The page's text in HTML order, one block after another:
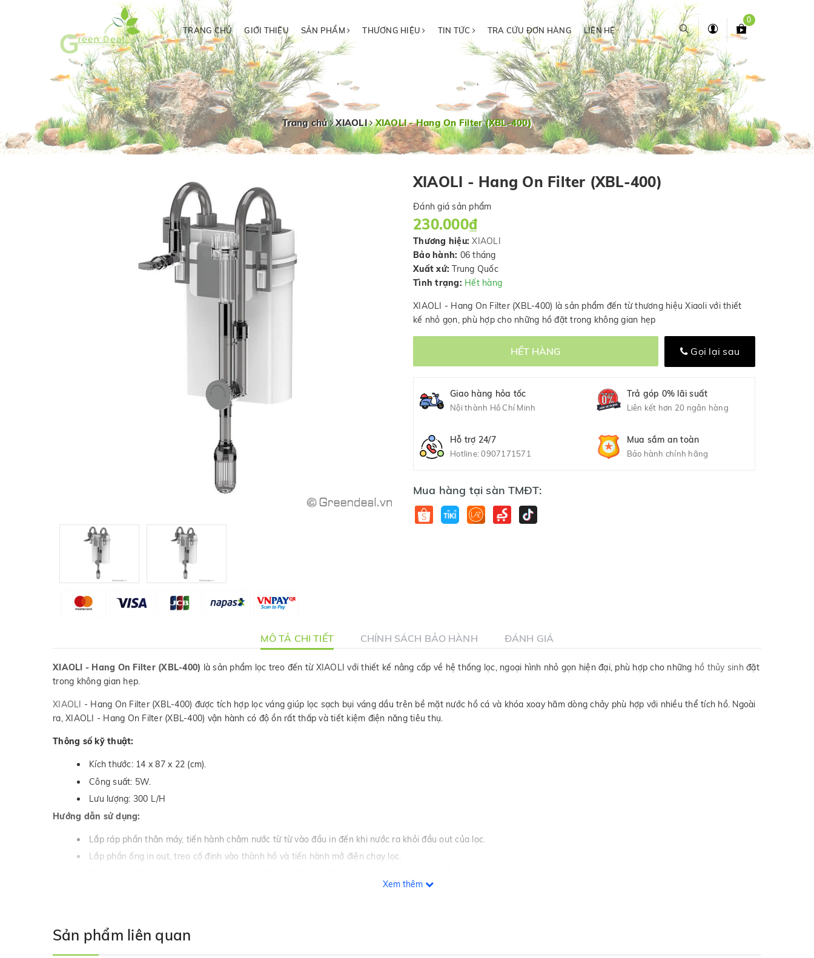
TRANG CHỦ GIỚI THIỆU SẢN PHẨM THƯƠNG HIỆU TIN TỨC TRA CỨU ĐƠN HÀNG LIÊN HỆ
0
Trang chủ XIAOLI XIAOLI - Hang On Filter (XBL-400)
XIAOLI - Hang On Filter (XBL-400)
Đánh giá sản phẩm
230.000₫
Thương hiệu: XIAOLI
Bảo hành: 06 tháng
Xuất xứ: Trung Quốc
Tình trạng: Hết hàng
XIAOLI - Hang On Filter (XBL-400) là sản phẩm đến từ thương hiệu Xiaoli với thiết
kế nhỏ gọn, phù hợp cho những hồ đặt trong không gian hẹp
HẾT HÀNG Gọi lại sau
Giao hàng hỏa tốc
Nội thành Hồ Chí Minh
Trả góp 0% lãi suất
Liên kết hơn 20 ngân hàng
Hỗ trợ 24/7
Hotline:0907171571
Mua sắm an toàn
Bảo hành chính hãng
Mua hàng tại sàn TMĐT:
MÔ TẢ CHI TIẾT CHÍNH SÁCH BẢO HÀNH ĐÁNH GIÁ
XIAOLI - Hang On Filter (XBL-400) là sản phẩm lọc treo đến từ XIAOLI với thiết kế nâng cấp về hệ thống lọc, ngoại hình nhỏ gọn hiện đại, phù hợp cho những hồ thủy sinhđặt
trong không gian hẹp.
XIAOLI - Hang On Filter (XBL-400) được tích hợp lọc váng giúp lọc sạch bụi váng dầu trên bề mặt nước hồ cá và khóa xoay hãm dòng chảy phù hợp với nhiều thể tích hồ. Ngoài
ra, XIAOLI - Hang On Filter (XBL-400) vận hành có độ ồn rất thấp và tiết kiệm điện năng tiêu thụ.
Thông số kỹ thuật:
Kích thước: 14 x 87 x 22 (cm).
Công suất: 5W.
Lưu lượng: 300 L/H
Hướng dẫn sử dụng:
Lắp ráp phần thân máy, tiến hành châm nước từ từ vào đầu in đến khi nước ra khỏi đầu out của lọc.
Lắp phần ống in out, treo cố định vào thành hồ và tiến hành mở điện chạy lọc.
Xem thêm
Sản phẩm liên quan